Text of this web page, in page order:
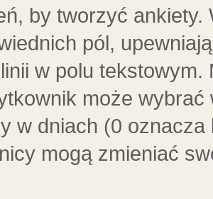
by tworzyć ankiety.
pól,
w polu
może
w dniach (0
mogą zmieniać